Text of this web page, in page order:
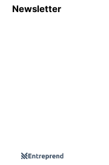
Newsletter